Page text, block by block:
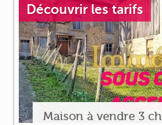
Découvrir les tarifs
Maison à vendre 3